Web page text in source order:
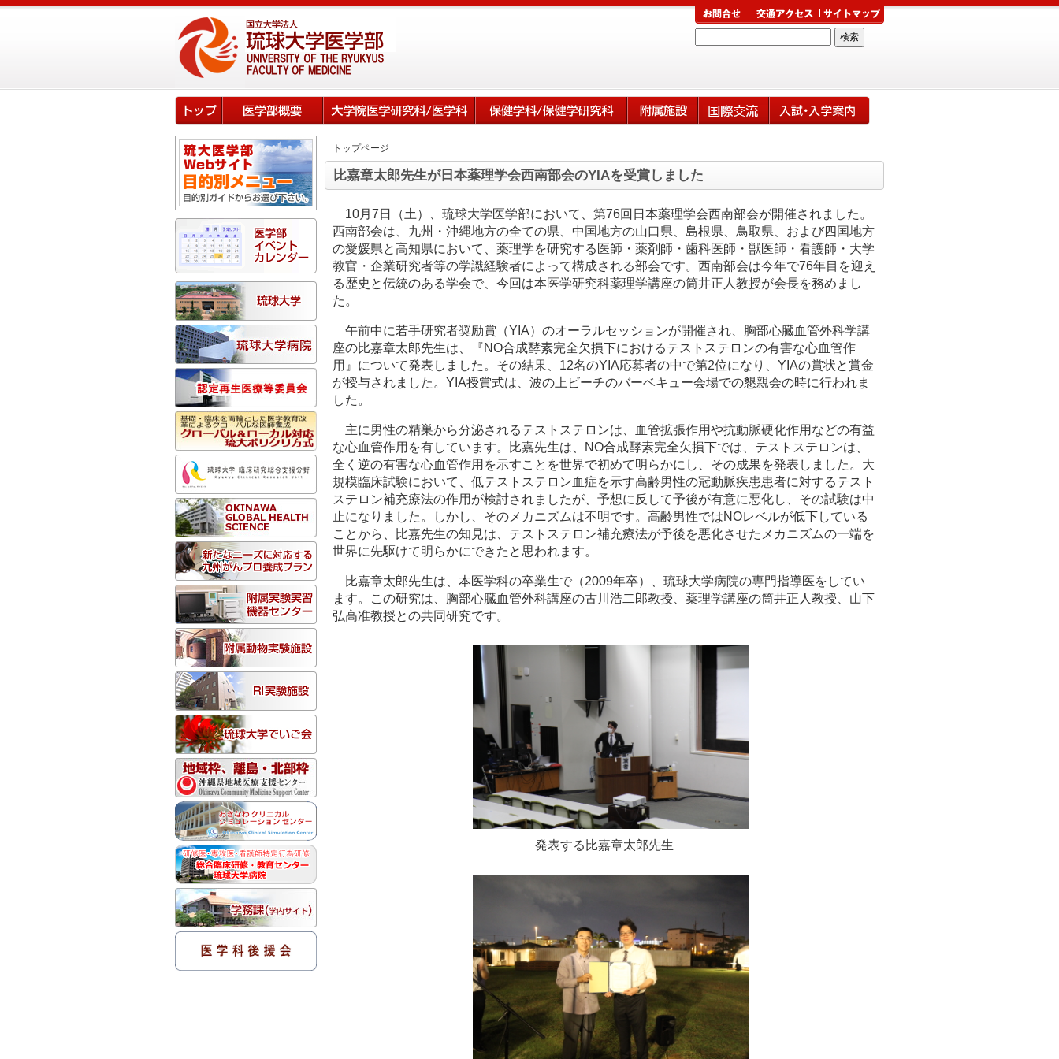
トップページ
比嘉章太郎先生が日本薬理学会西南部会のYIAを受賞しました
10月7日（土）、琉球大学医学部において、第76回日本薬理学会西南部会が開催されました。
西南部会は、九州・沖縄地方の全ての県、中国地方の山口県、島根県、鳥取県、および四国地方
の愛媛県と高知県において、薬理学を研究する医師・薬剤師・歯科医師・獣医師・看護師・大学
教官・企業研究者等の学識経験者によって構成される部会です。西南部会は今年で76年目を迎え
る歴史と伝統のある学会で、今回は本医学研究科薬理学講座の筒井正人教授が会長を務めまし
た。
午前中に若手研究者奨励賞（YIA）のオーラルセッションが開催され、胸部心臓血管外科学講
座の比嘉章太郎先生は、『NO合成酵素完全欠損下におけるテストステロンの有害な心血管作
用』について発表しました。その結果、12名のYIA応募者の中で第2位になり、YIAの賞状と賞金
が授与されました。YIA授賞式は、波の上ビーチのバーベキュー会場での懇親会の時に行われま
した。
主に男性の精巣から分泌されるテストステロンは、血管拡張作用や抗動脈硬化作用などの有益
な心血管作用を有しています。比嘉先生は、NO合成酵素完全欠損下では、テストステロンは、
全く逆の有害な心血管作用を示すことを世界で初めて明らかにし、その成果を発表しました。大
規模臨床試験において、低テストステロン血症を示す高齢男性の冠動脈疾患患者に対するテスト
ステロン補充療法の作用が検討されましたが、予想に反して予後が有意に悪化し、その試験は中
止になりました。しかし、そのメカニズムは不明です。高齢男性ではNOレベルが低下している
ことから、比嘉先生の知見は、テストステロン補充療法が予後を悪化させたメカニズムの一端を
世界に先駆けて明らかにできたと思われます。
比嘉章太郎先生は、本医学科の卒業生で（2009年卒）、琉球大学病院の専門指導医をしてい
ます。この研究は、胸部心臓血管外科講座の古川浩二郎教授、薬理学講座の筒井正人教授、山下
弘高准教授との共同研究です。
発表する比嘉章太郎先生